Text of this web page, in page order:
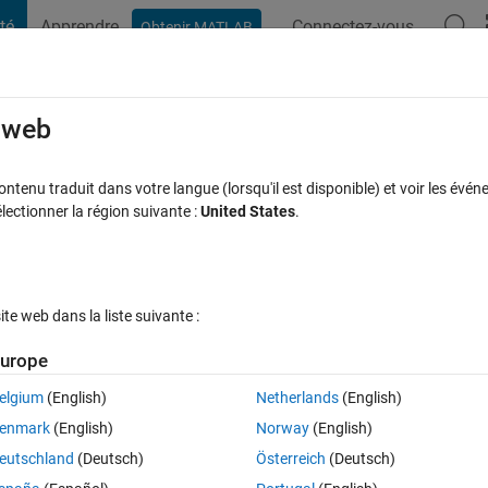
Apprendre Obtenir MATLAB Connectez-vous
Afficher commentaires
content (TEC) using GNSS radio occulttaion (RO) data. I have
traduit dans votre langue (lorsqu'il est disponible) et voir les
la région suivante :United States.
web dans la liste suivante :
(English)
(English)
(Deutsch)
Netherlands(English)
Norway(English)
Österreich (Deutsch)